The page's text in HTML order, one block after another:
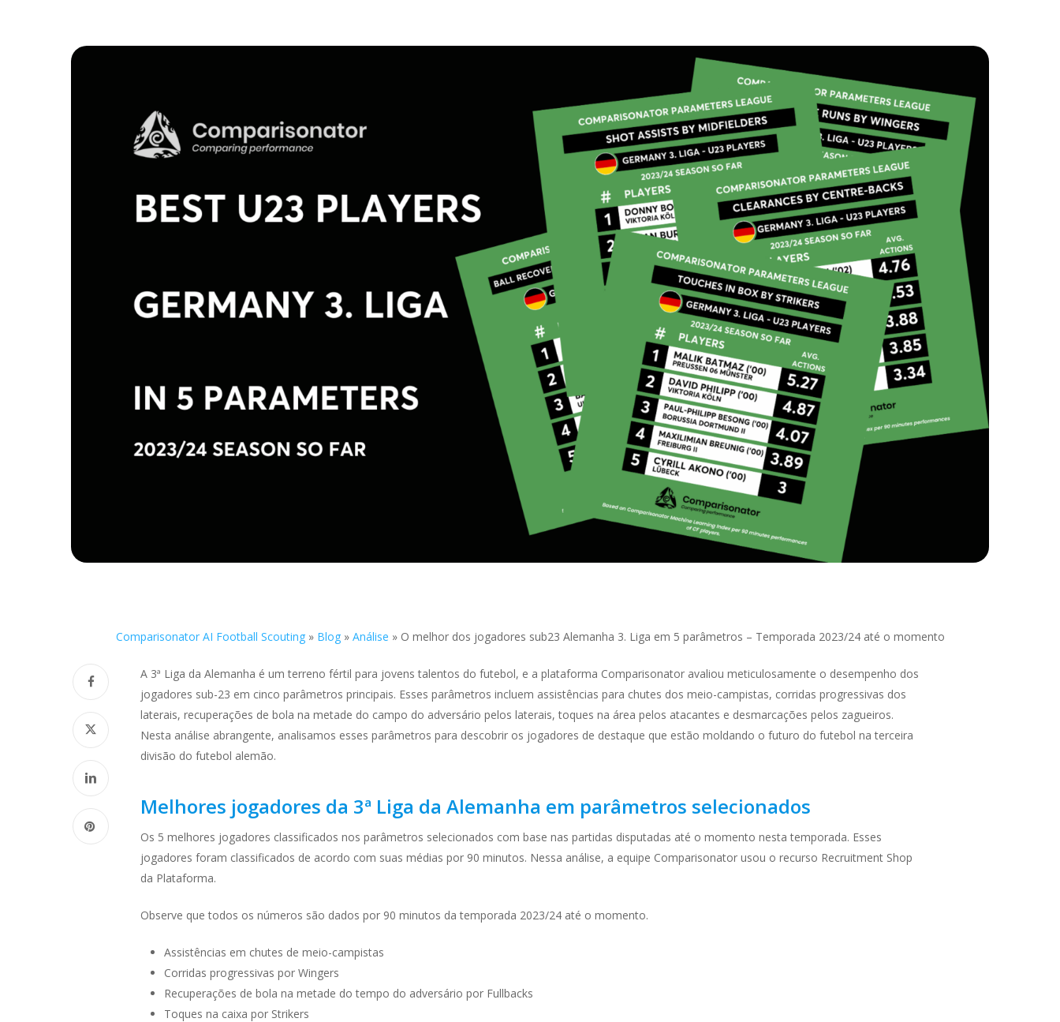
Comparisonator AI Football Scouting» Blog» Análise » O melhor dos jogadores sub23 Alemanha 3. Liga em 5 parâmetros – Temporada 2023/24 até o momento
A 3ª Liga da Alemanha é um terreno fértil para jovens talentos do futebol, e a plataforma Comparisonator avaliou meticulosamente o desempenho dos
jogadores sub-23 em cinco parâmetros principais. Esses parâmetros incluem assistências para chutes dos meio-campistas, corridas progressivas dos
laterais, recuperações de bola na metade do campo do adversário pelos laterais, toques na área pelos atacantes e desmarcações pelos zagueiros.
Nesta análise abrangente, analisamos esses parâmetros para descobrir os jogadores de destaque que estão moldando o futuro do futebol na terceira
divisão do futebol alemão.
Melhores jogadores da 3ª Liga da Alemanha em parâmetros selecionados
Os 5 melhores jogadores classificados nos parâmetros selecionados com base nas partidas disputadas até o momento nesta temporada. Esses
jogadores foram classificados de acordo com suas médias por 90 minutos. Nessa análise, a equipe Comparisonator usou o recurso Recruitment Shop
da Plataforma.
Observe que todos os números são dados por 90 minutos da temporada 2023/24 até o momento.
Assistências em chutes de meio-campistas
Corridas progressivas por Wingers
Recuperações de bola na metade do tempo do adversário por Fullbacks
Toques na caixa por Strikers